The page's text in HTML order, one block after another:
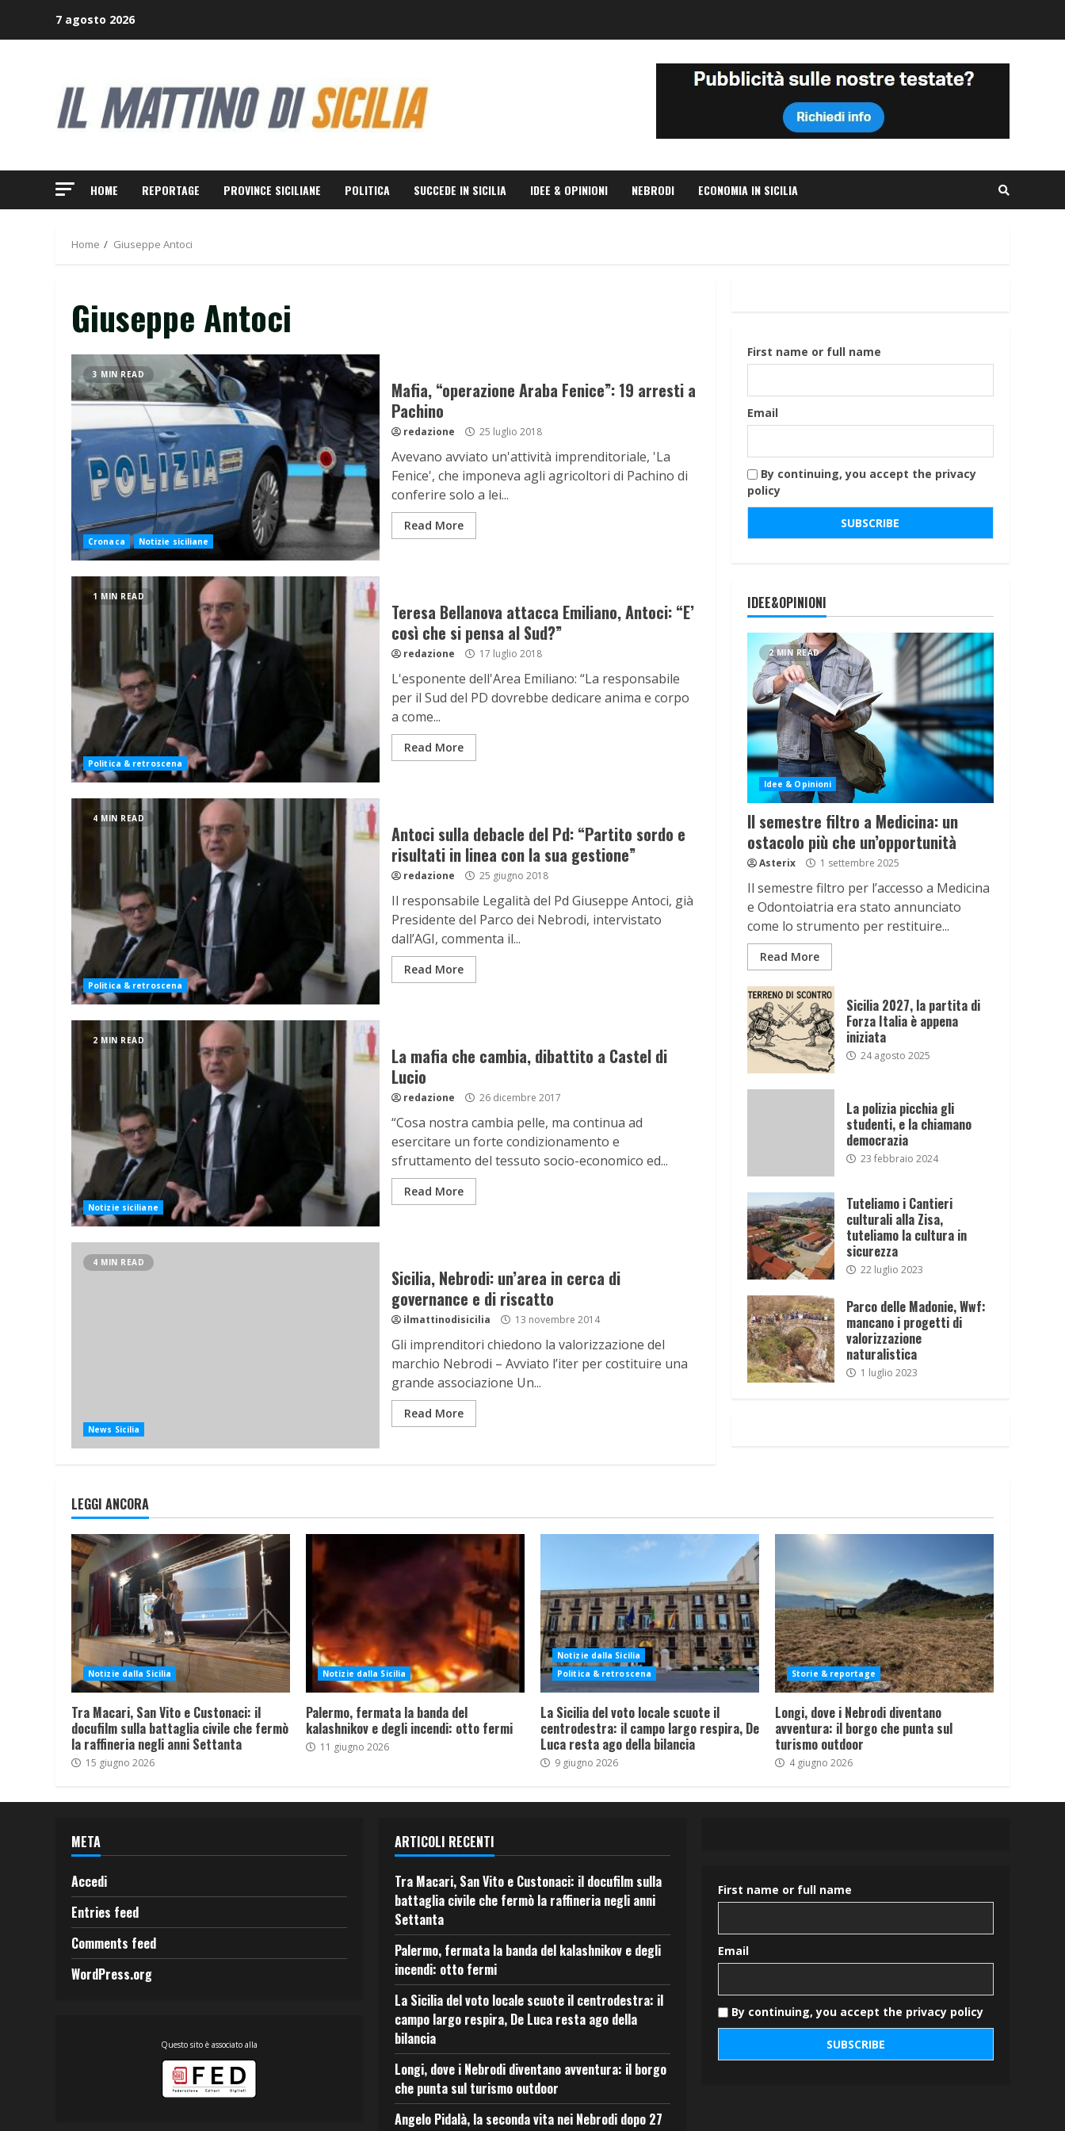
7 agosto 2026
HOME REPORTAGE PROVINCE SICILIANE POLITICA SUCCEDE IN SICILIA IDEE & OPINIONI NEBRODI ECONOMIA IN SICILIA
Home Giuseppe Antoci
Giuseppe Antoci
3 MIN READ
Cronaca Notizie siciliane
Mafia, “operazione Araba Fenice”: 19 arresti a
Pachino
redazione 25 luglio 2018
Avevano avviato un'attività imprenditoriale, 'La
Fenice', che imponeva agli agricoltori di Pachino di
conferire solo a lei...
Read More
1 MIN READ
Politica & retroscena
Teresa Bellanova attacca Emiliano, Antoci: “E’
così che si pensa al Sud?”
redazione 17 luglio 2018
L'esponente dell'Area Emiliano: “La responsabile
per il Sud del PD dovrebbe dedicare anima e corpo
a come...
Read More
4 MIN READ
Politica & retroscena
Antoci sulla debacle del Pd: “Partito sordo e
risultati in linea con la sua gestione”
redazione 25 giugno 2018
Il responsabile Legalità del Pd Giuseppe Antoci, già
Presidente del Parco dei Nebrodi, intervistato
dall’AGI, commenta il...
Read More
2 MIN READ
Notizie siciliane
La mafia che cambia, dibattito a Castel di
Lucio
redazione 26 dicembre 2017
“Cosa nostra cambia pelle, ma continua ad
esercitare un forte condizionamento e
sfruttamento del tessuto socio-economico ed...
Read More
4 MIN READ
News Sicilia
Sicilia, Nebrodi: un’area in cerca di
governance e di riscatto
ilmattinodisicilia 13 novembre 2014
Gli imprenditori chiedono la valorizzazione del
marchio Nebrodi – Avviato l’iter per costituire una
grande associazione Un...
Read More
First name or full name
Email
By continuing, you accept the privacy
policy
IDEE&OPINIONI
2 MIN READ
Idee & Opinioni
Il semestre filtro a Medicina: un
ostacolo più che un’opportunità
Asterix 1 settembre 2025
Il semestre filtro per l’accesso a Medicina
e Odontoiatria era stato annunciato
come lo strumento per restituire...
Read More
Sicilia 2027, la partita di
Forza Italia è appena
iniziata
24 agosto 2025
La polizia picchia gli
studenti, e la chiamano
democrazia
23 febbraio 2024
Tuteliamo i Cantieri
culturali alla Zisa,
tuteliamo la cultura in
sicurezza
22 luglio 2023
Parco delle Madonie, Wwf:
mancano i progetti di
valorizzazione
naturalistica
1 luglio 2023
LEGGI ANCORA
Notizie dalla Sicilia
Tra Macari, San Vito e Custonaci: il
docufilm sulla battaglia civile che fermò
la raffineria negli anni Settanta
15 giugno 2026
Notizie dalla Sicilia
Palermo, fermata la banda del
kalashnikov e degli incendi: otto fermi
11 giugno 2026
Notizie dalla Sicilia
Politica & retroscena
La Sicilia del voto locale scuote il
centrodestra: il campo largo respira, De
Luca resta ago della bilancia
9 giugno 2026
Storie & reportage
Longi, dove i Nebrodi diventano
avventura: il borgo che punta sul
turismo outdoor
4 giugno 2026
META
Accedi
Entries feed
Comments feed
WordPress.org
Questo sito è associato alla
ARTICOLI RECENTI
Tra Macari, San Vito e Custonaci: il docufilm sulla
battaglia civile che fermò la raffineria negli anni
Settanta
Palermo, fermata la banda del kalashnikov e degli
incendi: otto fermi
La Sicilia del voto locale scuote il centrodestra: il
campo largo respira, De Luca resta ago della
bilancia
Longi, dove i Nebrodi diventano avventura: il borgo
che punta sul turismo outdoor
Angelo Pidalà, la seconda vita nei Nebrodi dopo 27
First name or full name
Email
By continuing, you accept the privacy policy